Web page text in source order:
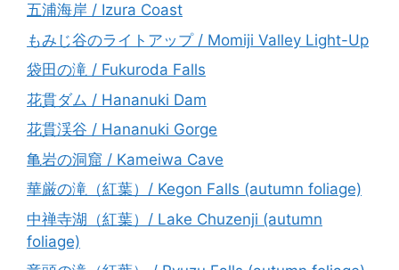
五浦海岸 / Izura Coast
もみじ谷のライトアップ / Momiji Valley Light-Up
袋田の滝 / Fukuroda Falls
花貫ダム / Hananuki Dam
花貫渓谷 / Hananuki Gorge
亀岩の洞窟 / Kameiwa Cave
華厳の滝（紅葉）/ Kegon Falls (autumn foliage)
中禅寺湖（紅葉）/ Lake Chuzenji (autumn
foliage)